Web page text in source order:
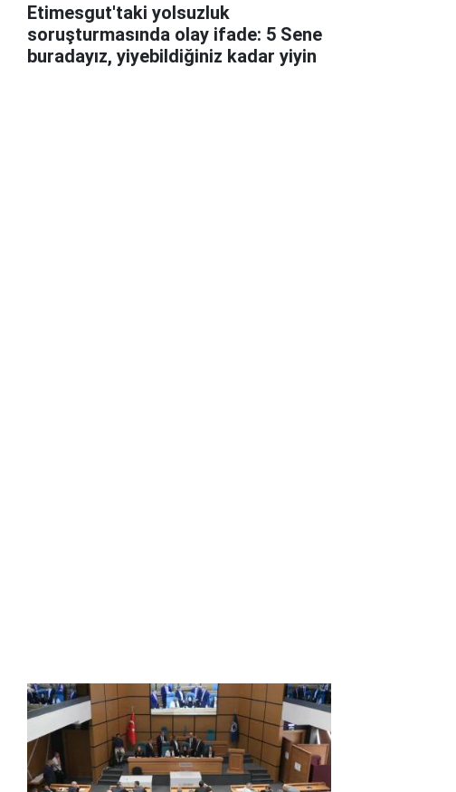
Etimesgut'taki yolsuzluk
soruşturmasında olay ifade: 5 Sene
buradayız, yiyebildiğiniz kadar yiyin